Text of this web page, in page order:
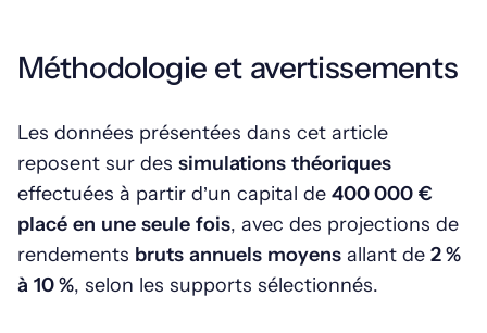
Méthodologie et avertissements
Les données présentées dans cet article
reposent sur des simulations théoriques
effectuées à partir d’un capital de 400 000 €
placé en une seule fois, avec des projections de
rendements bruts annuels moyens allant de 2 %
à 10 %, selon les supports sélectionnés.